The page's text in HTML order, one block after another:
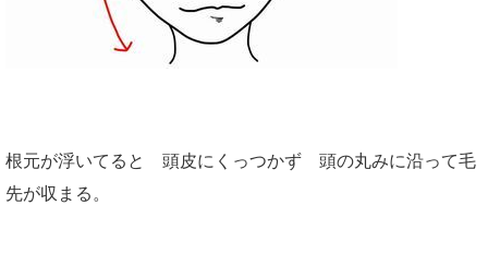
根元が浮いてると 頭皮にくっつかず 頭の丸みに沿って毛
先が収まる。